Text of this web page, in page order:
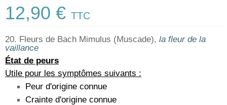
12,90 € TTC
20. Fleurs de Bach Mimulus (Muscade), la fleur de la
vaillance
État de peurs
Utile pour les symptômes suivants :
Peur d'origine connue
Crainte d'origine connue